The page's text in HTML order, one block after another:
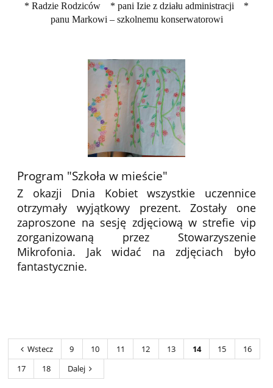
* Radzie Rodziców * pani Izie z działu administracji *
panu Markowi – szkolnemu konserwatorowi
Program "Szkoła w mieście"
Z okazji Dnia Kobiet wszystkie uczennice
otrzymały wyjątkowy prezent. Zostały one
zaproszone na sesję zdjęciową w strefie vip
zorganizowaną przez Stowarzyszenie
Mikrofonia. Jak widać na zdjęciach było
fantastycznie.
Wstecz 9 10 11 12 13 14 15
16
17
18 Dalej